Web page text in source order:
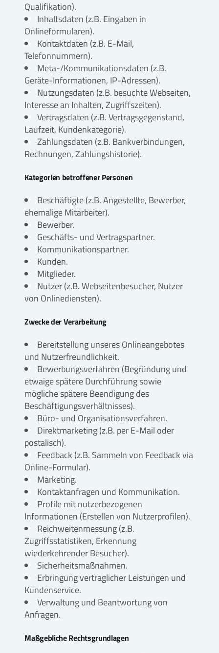
Qualifikation).
Inhaltsdaten (z.B. Eingaben in
Onlineformularen).
Kontaktdaten (z.B. E-Mail,
Telefonnummern).
Meta-/Kommunikationsdaten (z.B.
Geräte-Informationen, IP-Adressen).
Nutzungsdaten (z.B. besuchte Webseiten,
Interesse an Inhalten, Zugriffszeiten).
Vertragsdaten (z.B. Vertragsgegenstand,
Laufzeit, Kundenkategorie).
Zahlungsdaten (z.B. Bankverbindungen,
Rechnungen, Zahlungshistorie).
Kategorien betroffener Personen
Beschäftigte (z.B. Angestellte, Bewerber,
ehemalige Mitarbeiter).
Bewerber.
Geschäfts- und Vertragspartner.
Kommunikationspartner.
Kunden.
Mitglieder.
Nutzer (z.B. Webseitenbesucher, Nutzer
von Onlinediensten).
Zwecke der Verarbeitung
Bereitstellung unseres Onlineangebotes
und Nutzerfreundlichkeit.
Bewerbungsverfahren (Begründung und
etwaige spätere Durchführung sowie
mögliche spätere Beendigung des
Beschäftigungsverhältnisses).
Büro- und Organisationsverfahren.
Direktmarketing (z.B. per E-Mail oder
postalisch).
Feedback (z.B. Sammeln von Feedback via
Online-Formular).
Marketing.
Kontaktanfragen und Kommunikation.
Profile mit nutzerbezogenen
Informationen (Erstellen von Nutzerprofilen).
Reichweitenmessung (z.B.
Zugriffsstatistiken, Erkennung
wiederkehrender Besucher).
Sicherheitsmaßnahmen.
Erbringung vertraglicher Leistungen und
Kundenservice.
Verwaltung und Beantwortung von
Anfragen.
Maßgebliche Rechtsgrundlagen